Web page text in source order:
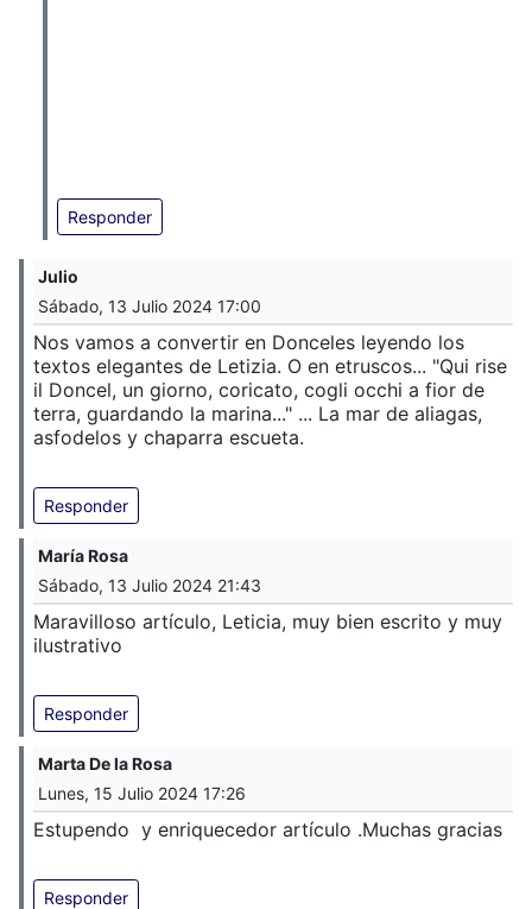
Responder
Julio
Sábado, 13 Julio 2024 17:00
Nos vamos a convertir en Donceles leyendo los
textos elegantes de Letizia. O en etruscos... "Qui rise
il Doncel, un giorno, coricato, cogli occhi a fior de
terra, guardando la marina..." ... La mar de aliagas,
asfodelos y chaparra escueta.
Responder
María Rosa
Sábado, 13 Julio 2024 21:43
Maravilloso artículo, Leticia, muy bien escrito y muy
ilustrativo
Responder
Marta De la Rosa
Lunes, 15 Julio 2024 17:26
Estupendo y enriquecedor artículo .Muchas gracias
Responder